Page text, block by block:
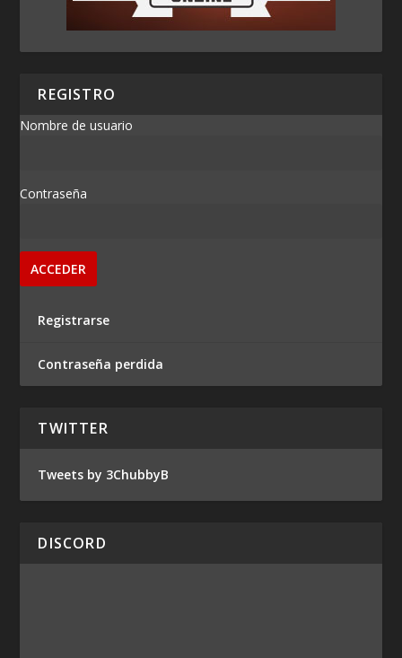
REGISTRO
Nombre de usuario
Contraseña
Registrarse
Contraseña perdida
TWITTER
Tweets by 3ChubbyB
DISCORD